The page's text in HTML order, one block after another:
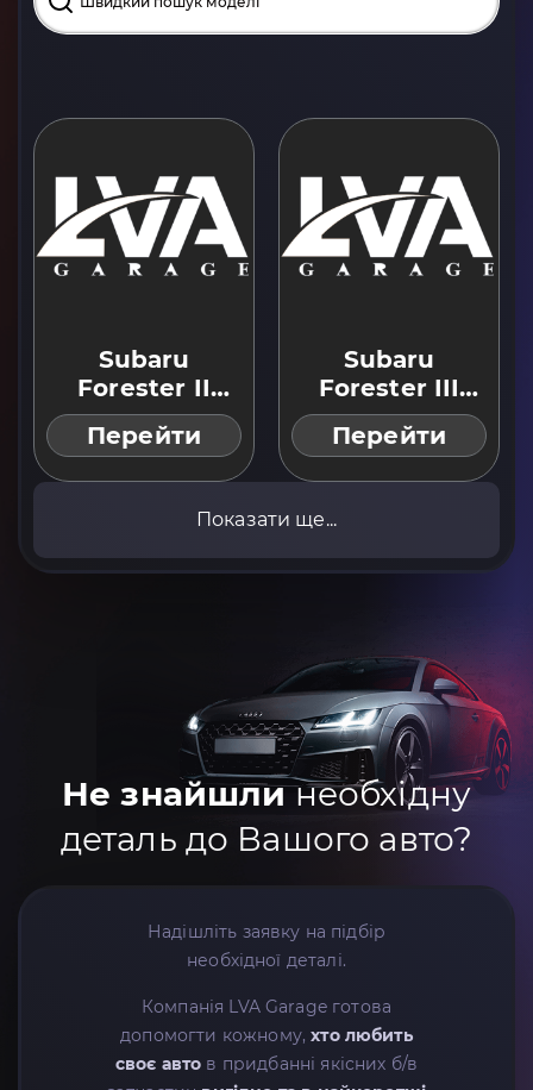
Subaru
Forester II
(2002–2008)
Перейти
Subaru
Forester III
(2008–2012)
Перейти
Показати ще...
Не знайшлинеобхідну
деталь до Вашого авто?
Надішліть заявку на підбір
необхідної деталі.
Компанія LVA Garage готова
допомогти кожному,хто любить
своє авто в придбанні якісних б/в